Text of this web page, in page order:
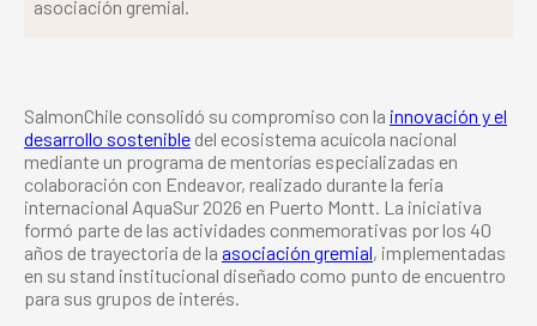
asociación gremial.
SalmonChile consolidó su compromiso con la innovación y el
desarrollo sostenible del ecosistema acuícola nacional
mediante un programa de mentorías especializadas en
colaboración con Endeavor, realizado durante la feria
internacional AquaSur 2026 en Puerto Montt. La iniciativa
formó parte de las actividades conmemorativas por los 40
años de trayectoria de la asociación gremial, implementadas
en su stand institucional diseñado como punto de encuentro
para sus grupos de interés.